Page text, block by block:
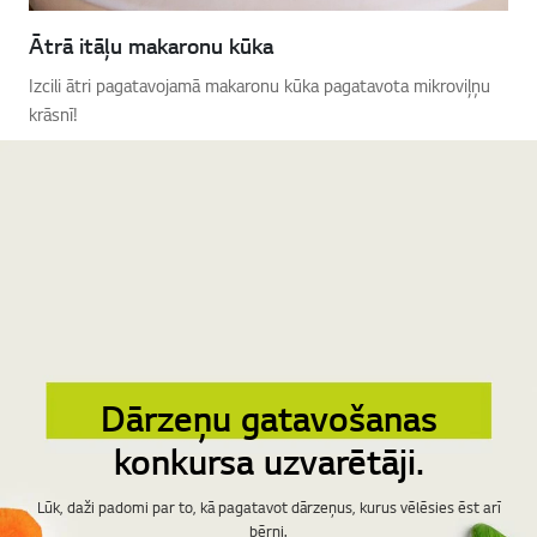
Ātrā itāļu makaronu kūka
Izcili ātri pagatavojamā makaronu kūka pagatavota mikroviļņu
krāsnī!
Dārzeņu gatavošanas
konkursa uzvarētāji.
Lūk, daži padomi par to, kā pagatavot dārzeņus, kurus vēlēsies ēst arī
bērni.